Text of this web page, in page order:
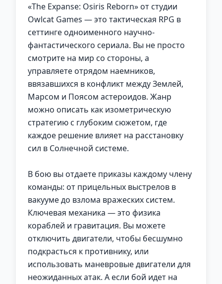
«The Expanse: Osiris Reborn» от студии
Owlcat Games — это тактическая RPG в
сеттинге одноименного научно-
фантастического сериала. Вы не просто
смотрите на мир со стороны, а
управляете отрядом наемников,
ввязавшихся в конфликт между Землей,
Марсом и Поясом астероидов. Жанр
можно описать как изометрическую
стратегию с глубоким сюжетом, где
каждое решение влияет на расстановку
сил в Солнечной системе.
В бою вы отдаете приказы каждому члену
команды: от прицельных выстрелов в
вакууме до взлома вражеских систем.
Ключевая механика — это физика
кораблей и гравитация. Вы можете
отключить двигатели, чтобы бесшумно
подкрасться к противнику, или
использовать маневровые двигатели для
неожиданных атак. А если бой идет на